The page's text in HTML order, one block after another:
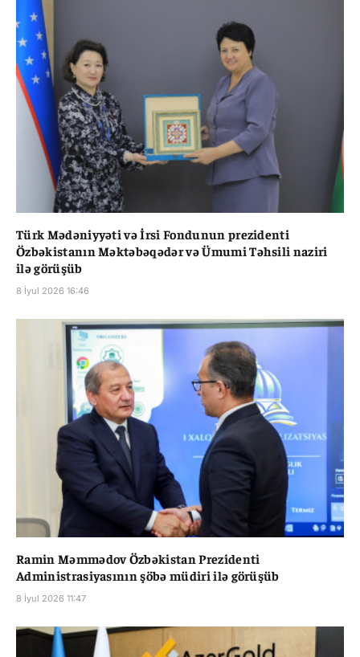
Türk Mədəniyyəti və İrsi Fondunun prezidenti
Özbəkistanın Məktəbəqədər və Ümumi Təhsili naziri
ilə görüşüb
8 İyul 2026 16:46
Ramin Məmmədov Özbəkistan Prezidenti
Administrasiyasının şöbə müdiri ilə görüşüb
8 İyul 2026 11:47